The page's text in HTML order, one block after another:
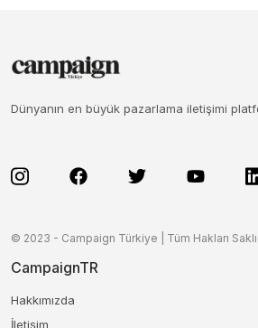
Dünyanın en büyük pazarlama iletişimi
© 2023 - Campaign Türkiye | Tüm Hakları
CampaignTR
Hakkımızda
İletişim